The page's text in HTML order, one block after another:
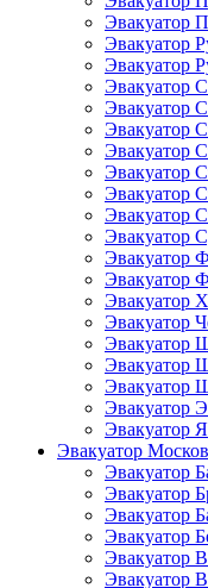
Эвакуатор
Эвакуатор
Эвакуатор
Эвакуатор
Эвакуатор
Эвакуатор
Эвакуатор
Эвакуатор
Эвакуатор
Эвакуатор
Эвакуатор
Эвакуатор
Эвакуатор
Эвакуатор
Эвакуатор
Эвакуатор
Эвакуатор
Эвакуатор
Эвакуатор
Эвакуатор
Эвакуатор
Эвакуатор
Эвакуатор
Эвакуатор
Эвакуатор
Эвакуатор
Эвакуатор